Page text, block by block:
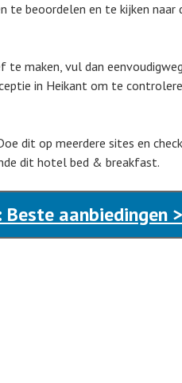
te beoordelen en te kijken
maken, vul dan
in Heikant om te
dit op meerdere sites en
dit hotel bed & breakfast.
aanbiedingen >